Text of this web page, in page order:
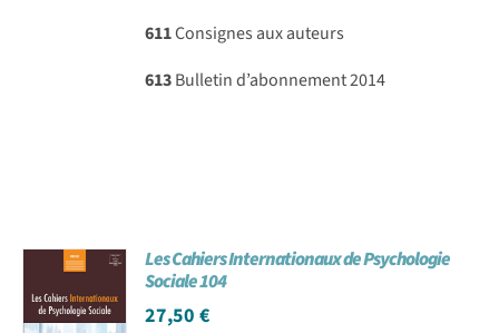
611Consignes aux auteurs
613Bulletin d’abonnement 2014
Les Cahiers Internationaux de Psychologie
Sociale 104
27,50€